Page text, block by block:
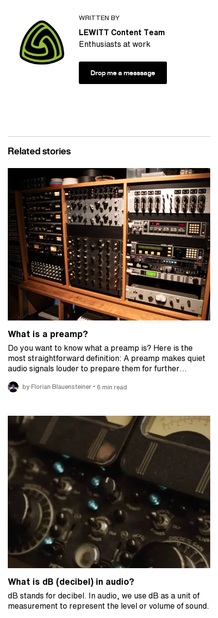
WRITTEN BY
LEWITT Content Team
Enthusiasts at work
Drop me a messsage
Related stories
What is a preamp?
Do you want to know what a preamp is? Here is the
most straightforward definition: A preamp makes quiet
audio signals louder to prepare them for further…
by Florian Blauensteiner • 6 min read
What is dB (decibel) in audio?
dB stands for decibel. In audio, we use dB as a unit of
measurement to represent the level or volume of sound.